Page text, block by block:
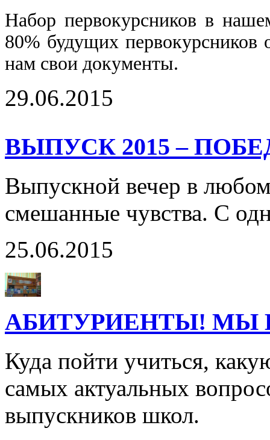
Набор первокурсников в
80% будущих первокурсников
нам свои документы.
29.06.2015
ВЫПУСК 2015 –
Выпускной вечер в
смешанные чувства. С
25.06.2015
АБИТУРИЕНТЫ! МЫ
Куда пойти учиться,
самых актуальных
выпускников школ.